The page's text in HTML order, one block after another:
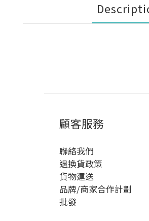
顧客服務
聯絡我們
退換貨政策
貨物運送
品牌/商家合作計劃
批發